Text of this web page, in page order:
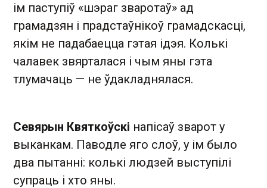
ім паступіў «шэраг зваротаў» ад
грамадзян і прадстаўнікоў грамадскасці,
якім не падабаецца гэтая ідэя. Колькі
чалавек звярталася і чым яны гэта
тлумачаць — не ўдакладнялася.
Севярын Квяткоўскі напісаў зварот у
выканкам. Паводле яго слоў, у ім было
два пытанні: колькі людзей выступілі
супраць і хто яны.